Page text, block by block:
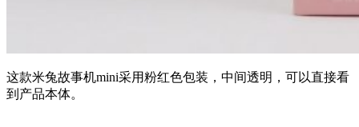
这款米兔故事机mini采用粉红色包装，中间透明，可以直接看
到产品本体。